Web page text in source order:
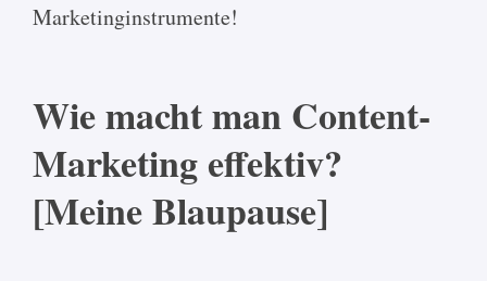
Marketinginstrumente!
Wie macht man Content-
Marketing effektiv?
[Meine Blaupause]